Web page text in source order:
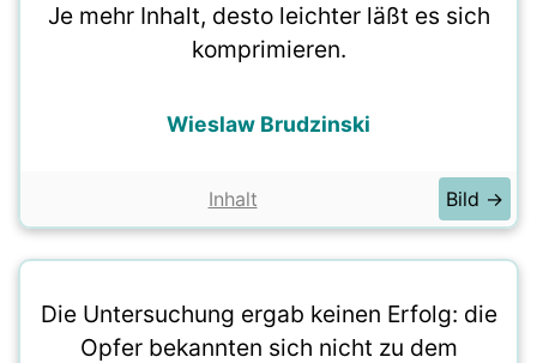
Je mehr Inhalt, desto leichter läßt es sich
komprimieren.
Wieslaw Brudzinski
Inhalt Bild →
Die Untersuchung ergab keinen Erfolg: die
Opfer bekannten sich nicht zu dem